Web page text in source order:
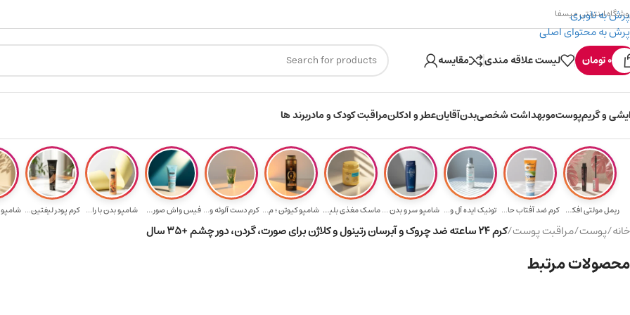
پرش به ناوبری
پرش به محتوای اصلی
هدیه برای خرید های بالای ۵ میلیون تومن ارسال رایگان برای خرید ۳.۵ میلیون به یالا ۳۰۰ میسکوین (۳۰ هزار تومن) هدیه خرید اول
اینترنتی میسفا
0تومان لیست علاقه مندی مقایسه
و گریمپوستموبهداشت شخصیبدنآقایانعطر و ادکلنمراقبت کودک و مادربرند ها
ریمل مولتی افکت... کرم ضد آفتاب حا... تونیک ایده آل و... شامپو سر و بدن ... ماسک مغذی بلیتا... شامپو کیوتن ؛ م... کرم دست آلوئه و... فیس واش صورت آک... شامپو بدن با را... کرم پودر لیفتین... شامپو
خانه/پوست/مراقبت پوست/کرم ۲۴ ساعته ضد چروک و آبرسان رتینول و کلاژن برای صورت، گردن، دور چشم +35 سال
محصولات مرتبط